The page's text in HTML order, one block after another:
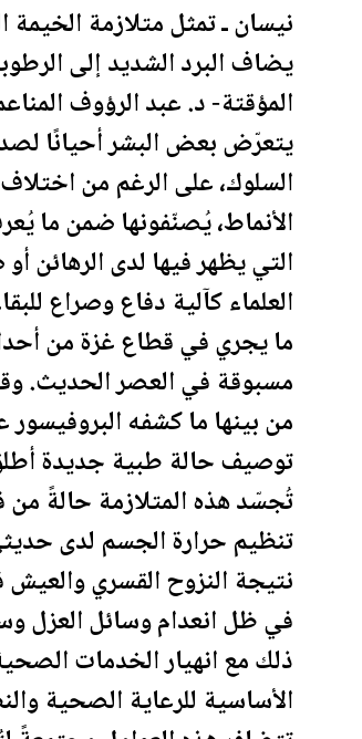
نيسان ـ تمثل متلازمة
يضاف البرد الشديد إلى
المؤقتة- د. عبد الرؤوف
يتعرّض بعض البشر أحيانًا
السلوك، على الرغم من
الأنماط، يُصنّفونها ضمن ما
التي يظهر فيها لدى الرهائن
العلماء كآلية دفاع وصراع
ما يجري في قطاع غزة من
مسبوقة في العصر الحديث.
من بينها ما كشفه
توصيف حالة طبية جديدة
تُجسّد هذه المتلازمة حالةً
تنظيم حرارة الجسم لدى
نتيجة النزوح القسري
في ظل انعدام وسائل العزل
ذلك مع انهيار الخدمات
الأساسية للرعاية الصحية